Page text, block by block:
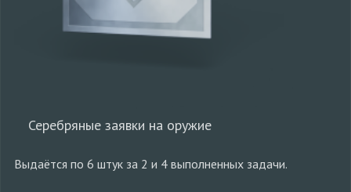
Серебряные заявки на оружие
Выдаётся по 6 штук за 2 и 4 выполненных задачи.